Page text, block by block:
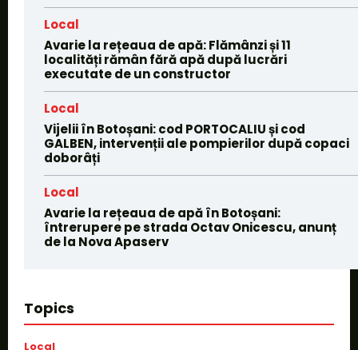
Local
Avarie la rețeaua de apă: Flămânzi și 11
localități rămân fără apă după lucrări
executate de un constructor
Local
Vijelii în Botoșani: cod PORTOCALIU și cod
GALBEN, intervenții ale pompierilor după copaci
doborâți
Local
Avarie la rețeaua de apă în Botoșani:
întrerupere pe strada Octav Onicescu, anunț
de la Nova Apaserv
Topics
Local